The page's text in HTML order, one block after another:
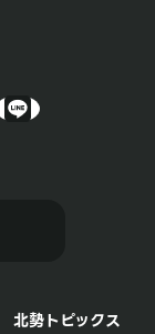
北勢トピックス